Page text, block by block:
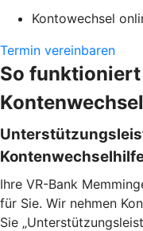
Kontowechsel
Termin vereinbaren
So
Ihre VR-Bank
für Sie. Wir nehmen
Sie